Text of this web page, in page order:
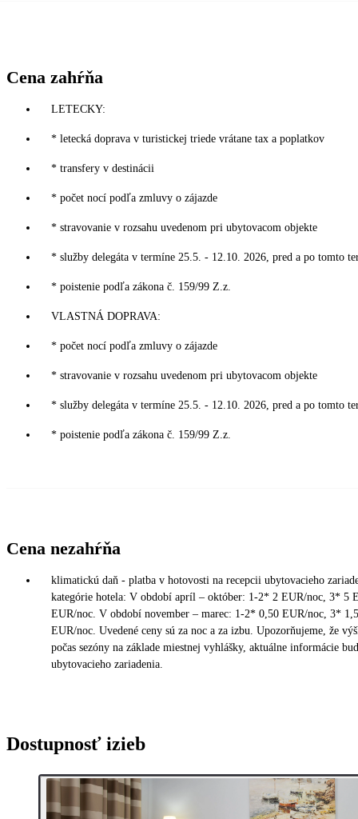
Cena zahŕňa
LETECKY:
* letecká doprava v turistickej triede vrátane tax a poplatkov
* transfery v destinácii
* počet nocí podľa zmluvy o zájazde
* stravovanie v rozsahu uvedenom pri ubytovacom objekte
* služby delegáta v termíne 25.5. - 12.10. 2026, pred a po tomto
* poistenie podľa zákona č. 159/99 Z.z.
VLASTNÁ DOPRAVA:
* počet nocí podľa zmluvy o zájazde
* stravovanie v rozsahu uvedenom pri ubytovacom objekte
* služby delegáta v termíne 25.5. - 12.10. 2026, pred a po tomto
* poistenie podľa zákona č. 159/99 Z.z.
Cena nezahŕňa
klimatickú daň - platba v hotovosti na recepcii ubytovacieho
kategórie hotela: V období apríl – október: 1-2* 2 EUR/noc, 3* 5
EUR/noc. V období november – marec: 1-2* 0,50 EUR/noc, 3*
EUR/noc. Uvedené ceny sú za noc a za izbu. Upozorňujeme, že
počas sezóny na základe miestnej vyhlášky, aktuálne informácie
ubytovacieho zariadenia.
Dostupnosť izieb